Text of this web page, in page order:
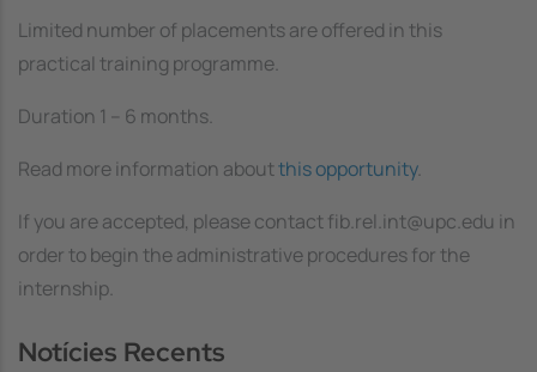
Limited number of placements are offered in this
practical training programme.
Duration 1 – 6 months.
Read more information aboutthis opportunity.
If you are accepted, please contact fib.rel.int@upc.edu in
order to begin the administrative procedures for the
internship.
Notícies Recents